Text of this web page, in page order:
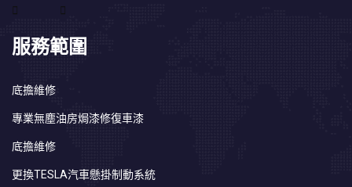
服務範圍
底擔維修
專業無塵油房焗漆修復車漆
底擔維修
更換TESLA汽車懸掛制動系統